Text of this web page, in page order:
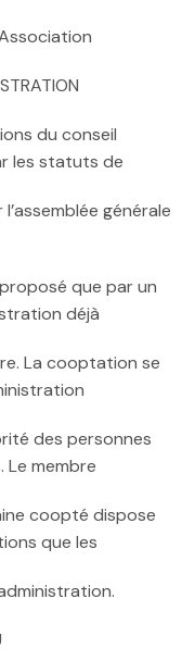
du conseil
les statuts de
générale
que par un
déjà
La cooptation se
des personnes
membre
coopté dispose
que les